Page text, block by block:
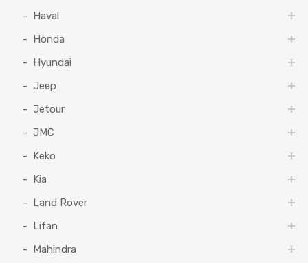
Haval
Honda
Hyundai
Jeep
Jetour
JMC
Keko
Kia
Land Rover
Lifan
Mahindra